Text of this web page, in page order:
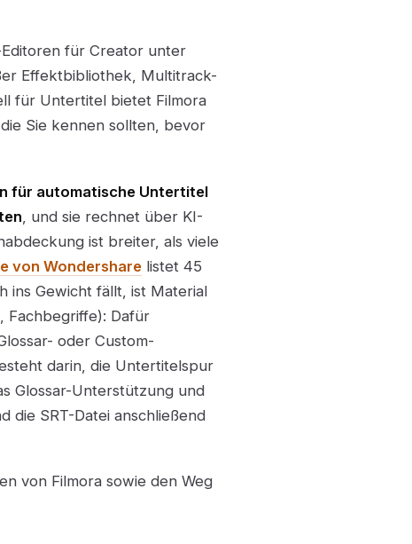
für Creator unter
Effektbibliothek, Multitrack-
für Untertitel bietet Filmora
Sie kennen sollten, bevor
für automatische Untertitel
, und sie rechnet über KI-
ist breiter, als viele
von Wondershare listet 45
ins Gewicht fällt, ist Material
Fachbegriffe): Dafür
oder Custom-
darin, die Untertitelspur
Glossar-Unterstützung und
die SRT-Datei anschließend
von Filmora sowie den Weg